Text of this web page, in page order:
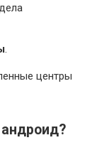
.
центры